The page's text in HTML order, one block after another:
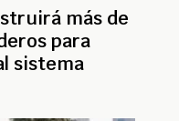
más de
para
sistema